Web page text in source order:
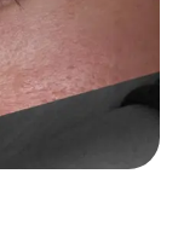
Make Up,
und
Für
Wert auf
saubere
auch Dir zu
verhelfen